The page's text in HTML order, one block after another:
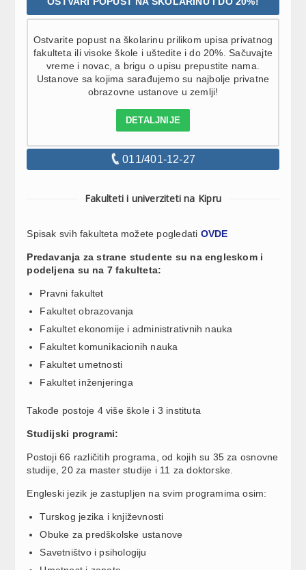
Ostvarite popust na školarinu prilikom upisa privatnog
fakulteta ili visoke škole i uštedite i do 20%. Sačuvajte
vreme i novac, a brigu o upisu prepustite nama.
Ustanove sa kojima sarađujemo su najbolje privatne
obrazovne ustanove u zemlji!
DETALJNIJE
011/401-12-27
Fakulteti i univerziteti na Kipru
Spisak svih fakulteta možete pogledati OVDE
Predavanja za strane studente su na engleskom i
podeljena su na 7 fakulteta:
Pravni fakultet
Fakultet obrazovanja
Fakultet ekonomije i administrativnih nauka
Fakultet komunikacionih nauka
Fakultet umetnosti
Fakultet inženjeringa
Takođe postoje 4 više škole i 3 instituta
Studijski programi:
Postoji 66 različitih programa, od kojih su 35 za osnovne
studije, 20 za master studije i 11 za doktorske.
Engleski jezik je zastupljen na svim programima osim:
Turskog jezika i književnosti
Obuke za predškolske ustanove
Savetništvo i psihologiju